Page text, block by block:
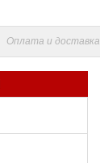
Оплата и доставка